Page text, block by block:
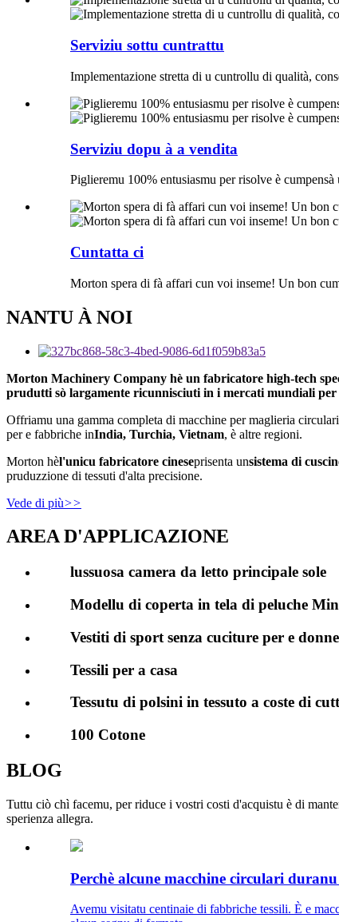
Serviziu sottu cuntrattu
Implementazione stretta di u cuntrollu di qualità,
Serviziu dopu à a vendita
Piglieremu 100% entusiasmu per risolve è
Cuntatta ci
Morton spera di fà affari cun voi inseme! Un bon
NANTU À NOI
Morton Machinery Company hè un fabricatore high-tech
prudutti sò largamente ricunnisciuti in i mercati mundiali
Offriamu una gamma completa di macchine per maglieria
per e fabbriche inIndia, Turchia, Vietnam, è altre regioni.
Morton hèl'unicu fabricatore cineseprisenta unsistema di
pruduzzione di tessuti d'alta precisione.
Vede di più>>
AREA D'APPLICAZIONE
lussuosa camera da letto principale sole
Modellu di coperta in tela di peluche
Vestiti di sport senza cuciture per e
Tessili per a casa
Tessutu di polsini in tessuto a coste di
100 Cotone
BLOG
Tuttu ciò chì facemu, per riduce i vostri costi d'acquistu è di
sperienza allegra.
Perchè alcune macchine circulari
Avemu visitatu centinaie di fabbriche tessili. È e